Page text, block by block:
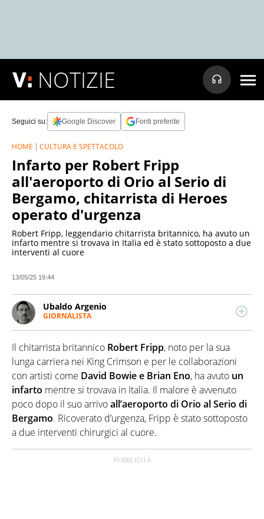
NOTIZIE
Seguici su: Google Discover Fonti preferite
HOME CULTURA E SPETTACOLO
Infarto per Robert Fripp
all'aeroporto di Orio al Serio di
Bergamo, chitarrista di Heroes
operato d'urgenza
Robert Fripp, leggendario chitarrista britannico, ha avuto un
infarto mentre si trovava in Italia ed è stato sottoposto a due
interventi al cuore
13/05/25 19:44
Ubaldo Argenio
GIORNALISTA
spettacolo. Laureato in Scienze della Comunicazione,
inizia a collaborare con testate locali di Benevento
per poi passare a testate nazionali, per le quali si è
occupato principalmente di approfondimenti
sportivi e culturali. Lavora anche come editor.
Il chitarrista britannico Robert Fripp, noto per la sua
lunga carriera nei King Crimson e per le collaborazioni
con artisti come David Bowie e Brian Eno, ha avuto un
infarto mentre si trovava in Italia. Il malore è avvenuto
poco dopo il suo arrivoall’aeroporto di Orio al Serio di
Bergamo. Ricoverato d’urgenza, Fripp è stato sottoposto
a due interventi chirurgici al cuore.